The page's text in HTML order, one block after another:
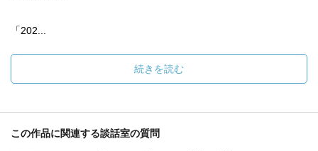
「202...
続きを読む
この作品に関連する談話室の質問